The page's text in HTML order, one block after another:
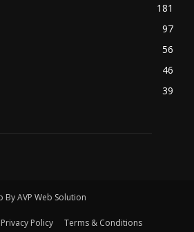
181
97
56
46
39
AVP Web Solution
Privacy Policy Terms & Conditions